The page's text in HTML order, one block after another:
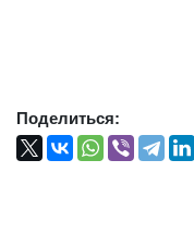
Поделиться: